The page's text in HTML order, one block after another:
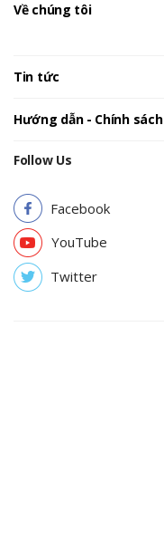
Về chúng tôi
Tin tức
Hướng dẫn - Chính sách
Follow Us
Facebook
YouTube
Twitter